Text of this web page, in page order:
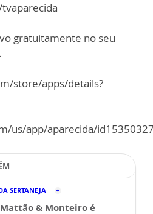
gratuitamente no seu
store/apps/details?
us/app/aparecida/
SERTANEJA
& Monteiro é